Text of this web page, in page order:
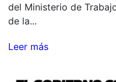
del Ministerio de
de la...
Leer más